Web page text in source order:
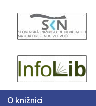
O knižnici